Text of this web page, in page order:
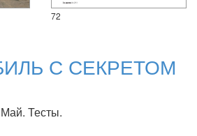
72
С СЕКРЕТОМ
Тесты.